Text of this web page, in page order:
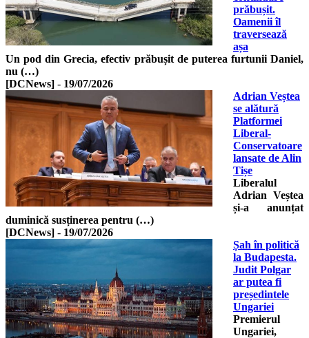
prăbușit.
Oamenii îl
traversează
așa
Un pod din Grecia, efectiv prăbușit de puterea furtunii Daniel,
nu (…)
[DCNews] - 19/07/2026
Adrian Veștea
se alătură
Platformei
Liberal-
Conservatoare
lansate de Alin
Tișe
Liberalul
Adrian Veștea
și-a anunțat
duminică susținerea pentru (…)
[DCNews] - 19/07/2026
Șah în politică
la Budapesta.
Judit Polgar
ar putea fi
președintele
Ungariei
Premierul
Ungariei,